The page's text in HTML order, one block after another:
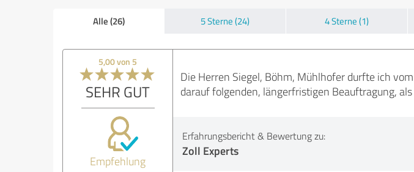
Alle (26) 5 Sterne (24) 4 Sterne (1)
5,00 von 5
SEHR GUT
Empfehlung
Die Herren Siegel, Böhm, Mühlhofer durfte ich
darauf folgenden, längerfristigen Beauftragung,
Erfahrungsbericht & Bewertung zu:
Zoll Experts